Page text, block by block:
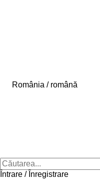
România / română
Întrare / Înregistrare